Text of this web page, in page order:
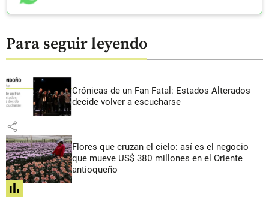
Para seguir leyendo
Crónicas de un Fan Fatal: Estados Alterados
decide volver a escucharse
share
Flores que cruzan el cielo: así es el negocio
que mueve US$ 380 millones en el Oriente
antioqueño
share